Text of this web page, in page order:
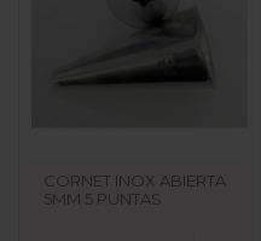
CORNET INOX ABIERTA
5MM 5 PUNTAS